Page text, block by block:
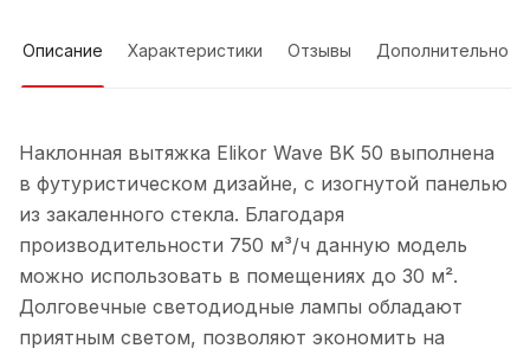
Описание Характеристики Отзывы Дополнительно
Наклонная вытяжка Elikor Wave BK 50 выполнена
в футуристическом дизайне, с изогнутой панелью
из закаленного стекла. Благодаря
производительности 750 м³/ч данную модель
можно использовать в помещениях до 30 м².
Долговечные светодиодные лампы обладают
приятным светом, позволяют экономить на